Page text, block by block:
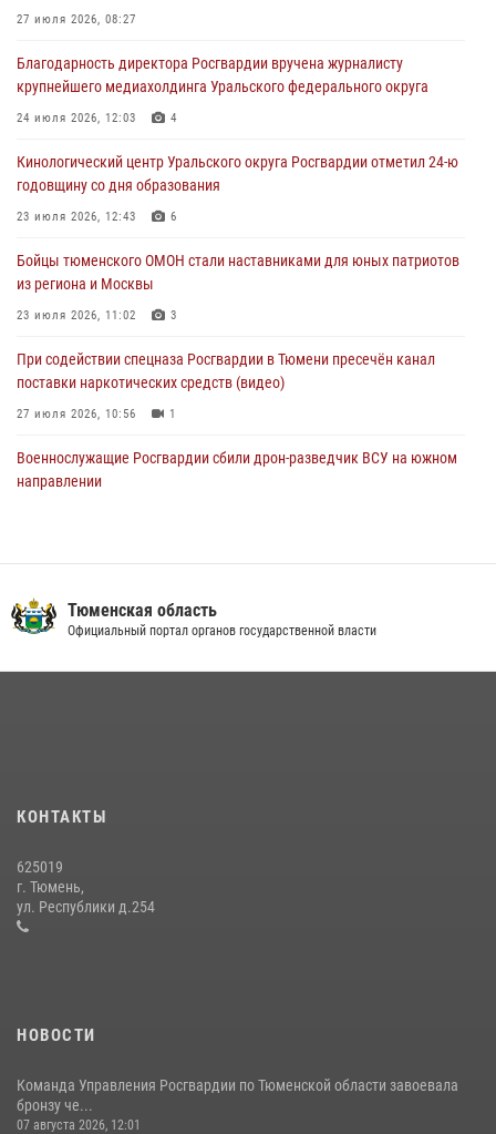
05 августа 2026, 11:03
В Тюмени офицер Росгвардии в радиоэфире напомнил гражданам о
мерах безопасного владения оружием
05 августа 2026, 09:56
Военнослужащие Росгвардии сбили дрон-разведчик ВСУ на южном
направлении
05 августа 2026, 05:35
Стальной характер продемонстрировали росгвардейцы в ходе
масштабных спортивных событий на Урале
05 августа 2026, 05:22
27 июля 2026, 08:27
Благодарность директора Росгвардии вручена журналисту
крупнейшего медиахолдинга Уральского федерального округа
24 июля 2026, 12:03 4
Кинологический центр Уральского округа Росгвардии отметил 24-ю
годовщину со дня образования
23 июля 2026, 12:43 6
Бойцы тюменского ОМОН стали наставниками для юных патриотов
из региона и Москвы
23 июля 2026, 11:02 3
При содействии спецназа Росгвардии в Тюмени пресечён канал
поставки наркотических средств (видео)
27 июля 2026, 10:56 1
Военнослужащие Росгвардии сбили дрон-разведчик ВСУ на южном
направлении
03 августа 2026, 07:23 1
Сотрудники тюменского СОБР "Сова" отработали навыки
десантирования на Урале
16 июля 2026, 10:42
Тюменская область
Официальный портал органов государственной власти
КОНТАКТЫ
625019
г. Тюмень,
ул. Республики д.254
НОВОСТИ
Команда Управления Росгвардии по Тюменской области завоевала
бронзу че...
07 августа 2026, 12:01